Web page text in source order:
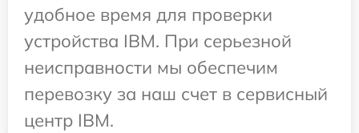
удобное время для проверки
устройства IBM. При серьезной
неисправности мы обеспечим
перевозку за наш счет в сервисный
центр IBM.